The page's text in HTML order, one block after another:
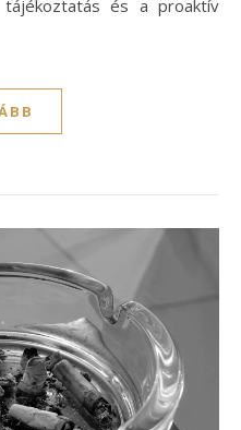
tájékoztatás és a proaktív